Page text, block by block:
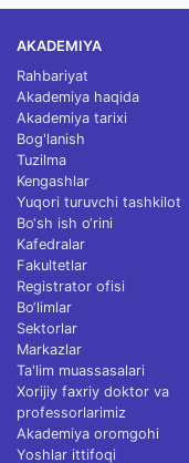
AKADEMIYA
Rahbariyat
Akademiya haqida
Akademiya tarixi
Bog'lanish
Tuzilma
Kengashlar
Yuqori turuvchi tashkilot
Bo‘sh ish o‘rini
Kafedralar
Fakultetlar
Registrator ofisi
Bo‘limlar
Sektorlar
Markazlar
Ta'lim muassasalari
Xorijiy faxriy doktor va
professorlarimiz
Akademiya oromgohi
Yoshlar ittifoqi